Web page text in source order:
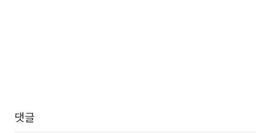
댓글